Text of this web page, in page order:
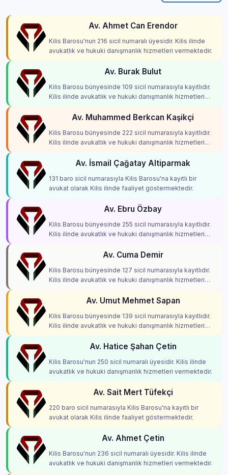
Av. Ahmet Can Erendor
Kilis Barosu'nun 216 sicil numaralı üyesidir. Kilis ilinde
avukatlık ve hukuki danışmanlık hizmetleri vermektedir.
Av. Burak Bulut
Kilis Barosu bünyesinde 109 sicil numarasıyla kayıtlıdır.
Kilis ilinde avukatlık ve hukuki danışmanlık hizmetleri
Av. Muhammed Berkcan Kaşikçi
Kilis Barosu bünyesinde 222 sicil numarasıyla kayıtlıdır.
Kilis ilinde avukatlık ve hukuki danışmanlık hizmetleri
Av. İsmail Çağatay Altiparmak
131 baro sicil numarasıyla Kilis Barosu'na kayıtlı bir
avukat olarak Kilis ilinde faaliyet göstermektedir.
Av. Ebru Özbay
Kilis Barosu bünyesinde 255 sicil numarasıyla kayıtlıdır.
Kilis ilinde avukatlık ve hukuki danışmanlık hizmetleri
Av. Cuma Demir
Kilis Barosu bünyesinde 127 sicil numarasıyla kayıtlıdır.
Kilis ilinde avukatlık ve hukuki danışmanlık hizmetleri
Av. Umut Mehmet Sapan
Kilis Barosu bünyesinde 139 sicil numarasıyla kayıtlıdır.
Kilis ilinde avukatlık ve hukuki danışmanlık hizmetleri
Av. Hatice Şahan Çetin
Kilis Barosu'nun 250 sicil numaralı üyesidir. Kilis ilinde
avukatlık ve hukuki danışmanlık hizmetleri vermektedir.
Av. Sait Mert Tüfekçi
220 baro sicil numarasıyla Kilis Barosu'na kayıtlı bir
avukat olarak Kilis ilinde faaliyet göstermektedir.
Av. Ahmet Çetin
Kilis Barosu'nun 236 sicil numaralı üyesidir. Kilis ilinde
avukatlık ve hukuki danışmanlık hizmetleri vermektedir.